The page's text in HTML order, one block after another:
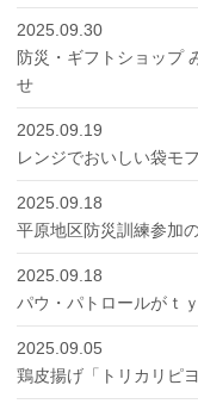
2025.09.30
防災・ギフトショップ
せ
2025.09.19
レンジでおいしい袋モフ
2025.09.18
平原地区防災訓練参加
2025.09.18
パウ・パトロールがｔ
2025.09.05
鶏皮揚げ「トリカリピ